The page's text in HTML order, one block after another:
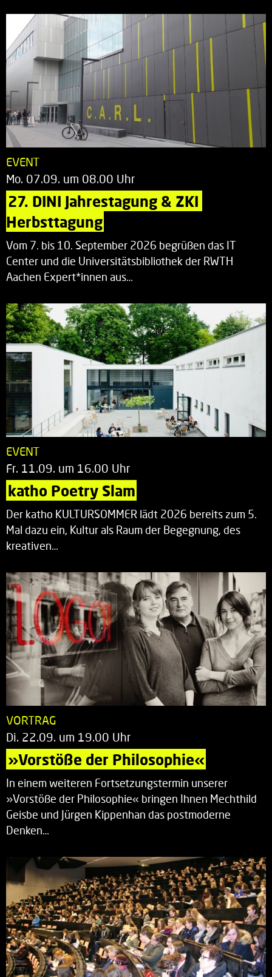
EVENT
Mo. 07.09. um 08.00 Uhr
27. DINI Jahrestagung & ZKI
Herbsttagung
Vom 7. bis 10. September 2026 begrüßen das IT
Center und die Universitätsbibliothek der RWTH
Aachen Expert*innen aus…
EVENT
Fr. 11.09. um 16.00 Uhr
katho Poetry Slam
Der katho KULTURSOMMER lädt 2026 bereits zum 5.
Mal dazu ein, Kultur als Raum der Begegnung, des
kreativen…
VORTRAG
Di. 22.09. um 19.00 Uhr
»Vorstöße der Philosophie«
In einem weiteren Fortsetzungstermin unserer
»Vorstöße der Philosophie« bringen Ihnen Mechthild
Geisbe und Jürgen Kippenhan das postmoderne
Denken…